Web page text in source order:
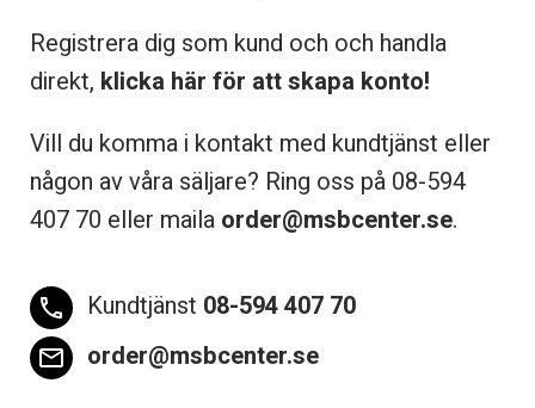
Registrera dig som kund och och handla
direkt, klicka här för att skapa konto!
Vill du komma i kontakt med kundtjänst eller
någon av våra säljare? Ring oss på 08-594
407 70 eller maila order@msbcenter.se.
phone Kundtjänst 08-594 407 70
email order@msbcenter.se